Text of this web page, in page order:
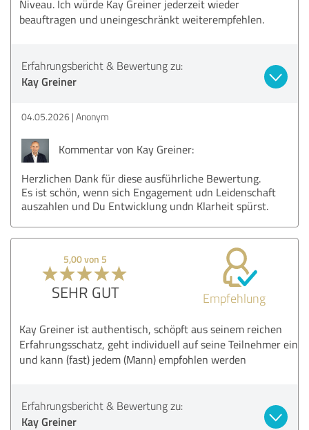
Niveau. Ich würde Kay Greiner jederzeit wieder
beauftragen und uneingeschränkt weiterempfehlen.
Erfahrungsbericht & Bewertung zu:
Kay Greiner
04.05.2026 Anonym
Kommentar von Kay Greiner:
Herzlichen Dank für diese ausführliche Bewertung.
Es ist schön, wenn sich Engagement udn Leidenschaft
auszahlen und Du Entwicklung undn Klarheit spürst.
5,00 von 5
SEHR GUT Empfehlung
Kay Greiner ist authentisch, schöpft aus seinem reichen
Erfahrungsschatz, geht individuell auf seine Teilnehmer ein
und kann (fast) jedem (Mann) empfohlen werden
Erfahrungsbericht & Bewertung zu:
Kay Greiner